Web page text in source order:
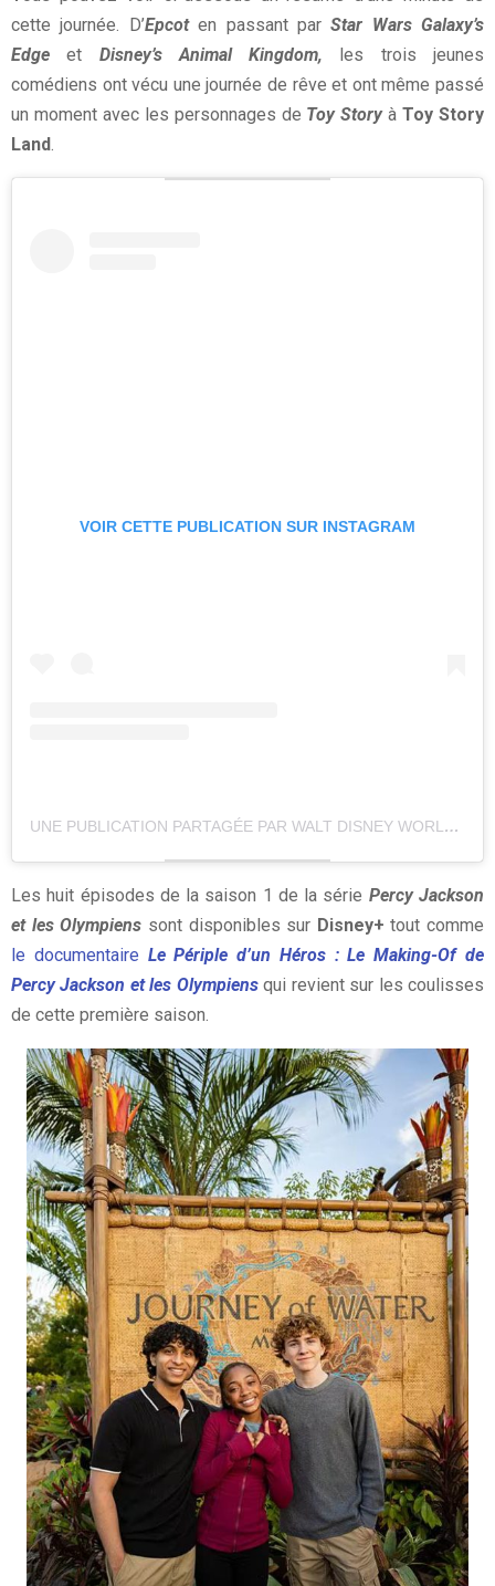
cette journée. D’Epcoten passant parStar Wars Galaxy’s
Edge et Disney’s Animal Kingdom, les trois jeunes
comédiens ont vécu une journée de rêve et ont même passé
un moment avec les personnages de Toy StoryàToy Story
Land.
VOIR CETTE PUBLICATION SUR INSTAGRAM
UNE PUBLICATION PARTAGÉE PAR WALT DISNEY WORLD (@WALTDISNEYWORLD)
Les huit épisodes de la saison 1 de la série Percy Jackson
et les Olympiens sont disponibles sur Disney+ tout comme
le documentaire Le Périple d’un Héros : Le Making-Of de
Percy Jackson et les Olympiensqui revient sur les coulisses
de cette première saison.